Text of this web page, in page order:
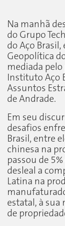
Na manhã
do Grupo
do Aço Brasil,
Geopolítica
mediada
Instituto Aço
Assuntos
de Andrade.
Em seu
desafios
Brasil, entre
chinesa na
passou de
desleal a
Latina na
estatal, à sua
de